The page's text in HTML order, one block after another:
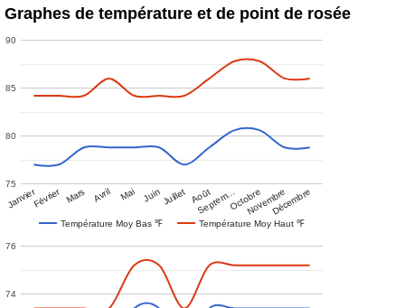
Graphes de température et de point de rosée
Température Moy Bas ℉ Température Moy Haut ℉
JanvierFévrier Mars Avril Mai Juin Juillet Août
Septem…OctobreNovembreDécembre
75
80
85
90
74
76